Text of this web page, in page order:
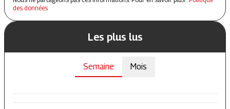
des données
Les plus lus
Semaine Mois